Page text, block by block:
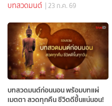
บทสวดมนต์ | 23 ก.ค. 69
บทสวดมนต์ก่อนนอน พร้อมบทแผ่
เมตตา สวดทุกคืน ชีวิตดีขึ้นแน่นอน!